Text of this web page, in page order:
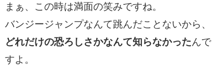
まぁ、この時は満面の笑みですね。
バンジージャンプなんて跳んだことないから、
どれだけの恐ろしさかなんて知らなかったんで
すよ。